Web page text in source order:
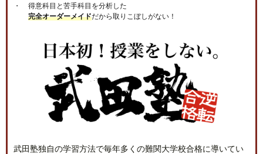
得意科目と苦手科目を分析した
完全オーダーメイドだから取りこぼしがない！
武田塾独自の学習方法で毎年多くの難関大学校合格に導いてい